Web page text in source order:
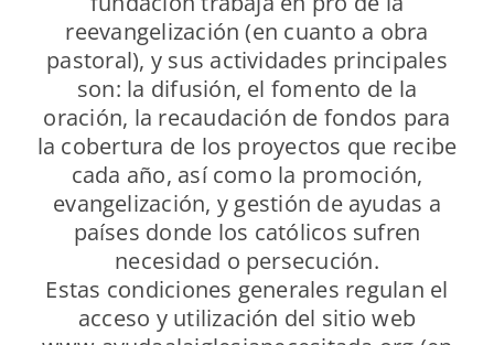
reevangelización (en cuanto a obra
pastoral), y sus actividades principales
son: la difusión, el fomento de la
oración, la recaudación de fondos para
la cobertura de los proyectos que recibe
cada año, así como la promoción,
evangelización, y gestión de ayudas a
países donde los católicos sufren
necesidad o persecución.
Estas condiciones generales regulan el
acceso y utilización del sitio web